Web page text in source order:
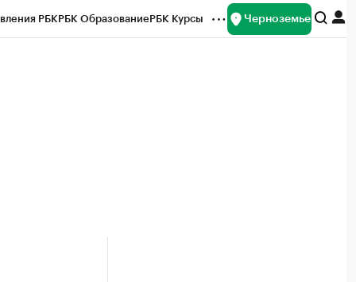
РБКРБК ОбразованиеРБК Курсы Черноземье